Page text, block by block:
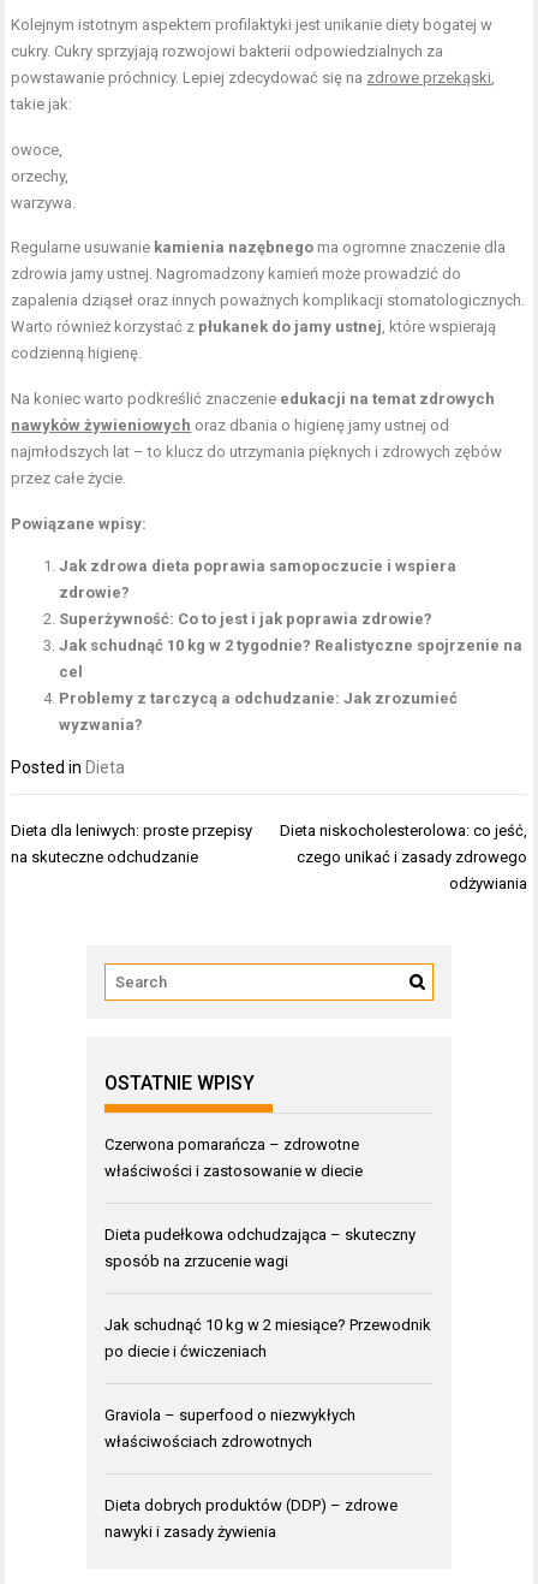
Kolejnym istotnym aspektem profilaktyki jest unikanie diety bogatej w
cukry. Cukry sprzyjają rozwojowi bakterii odpowiedzialnych za
powstawanie próchnicy. Lepiej zdecydować się na zdrowe przekąski
takie jak:
owoce,
orzechy,
warzywa.
Regularne usuwanie kamienia nazębnego ma ogromne znaczenie dla
zdrowia jamy ustnej. Nagromadzony kamień może prowadzić do
zapalenia dziąseł oraz innych poważnych komplikacji stomatologicznych.
Warto również korzystać z płukanek do jamy ustnej , które wspierają
codzienną higienę.
Na koniec warto podkreślić znaczenie edukacji na temat zdrowych
nawyków żywieniowych oraz dbania o higienę jamy ustnej od
najmłodszych lat – to klucz do utrzymania pięknych i zdrowych zębów
przez całe życie.
Powiązane wpisy:
Jak zdrowa dieta poprawia samopoczucie i wspiera
zdrowie?
Superżywność: Co to jest i jak poprawia zdrowie?
Jak schudnąć 10 kg w 2 tygodnie? Realistyczne spojrzenie na
cel
Problemy z tarczycą a odchudzanie: Jak zrozumieć
wyzwania?
Posted in Dieta
Nawigacja
wpisu
Dieta dla leniwych: proste przepisy
na skuteczne odchudzanie
Dieta niskocholesterolowa: co jeść,
czego unikać i zasady zdrowego
odżywiania
OSTATNIE WPISY
Czerwona pomarańcza – zdrowotne
właściwości i zastosowanie w diecie
Dieta pudełkowa odchudzająca – skuteczny
sposób na zrzucenie wagi
Jak schudnąć 10 kg w 2 miesiące? Przewodnik
po diecie i ćwiczeniach
Graviola – superfood o niezwykłych
właściwościach zdrowotnych
Dieta dobrych produktów (DDP) – zdrowe
nawyki i zasady żywienia